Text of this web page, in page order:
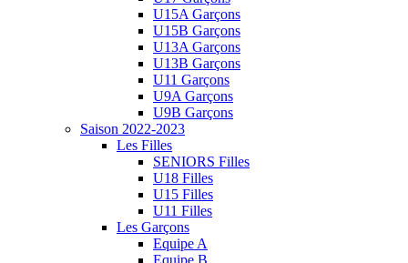
U15A Garçons
U15B Garçons
U13A Garçons
U13B Garçons
U11 Garçons
U9A Garçons
U9B Garçons
Saison 2022-2023
Les Filles
SENIORS Filles
U18 Filles
U15 Filles
U11 Filles
Les Garçons
Equipe A
Equipe B